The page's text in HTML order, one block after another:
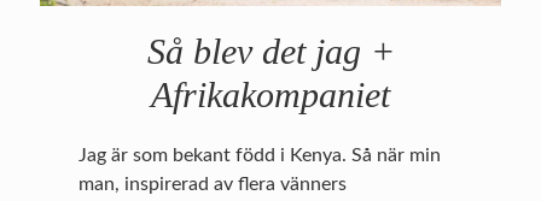
Så blev det jag +
Afrikakompaniet
Jag är som bekant född i Kenya. Så när min
man, inspirerad av flera vänners